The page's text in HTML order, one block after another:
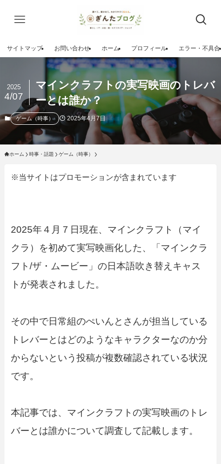
サイトマップ お問い合わせ ホーム プロフィール エラー・不具合
マインクラフトの実写映画のトレバ
ーとは誰か？
2025
4/07
ゲーム（時事） 2025年4月7日
ホーム 時事・話題 ゲーム（時事）
※当サイトはプロモーションが含まれています
2025年４月７日現在、マインクラフト（マイ
クラ）を初めて実写映画化した、「マインクラ
フト/ザ・ムービー」の日本語吹き替えキャス
トが発表されました。
その中で日常組のぺいんとさんが担当している
トレバーとはどのようなキャラクターなのか分
からないという投稿が複数確認されている状況
です。
本記事では、マインクラフトの実写映画のトレ
バーとは誰かについて調査して記載します。